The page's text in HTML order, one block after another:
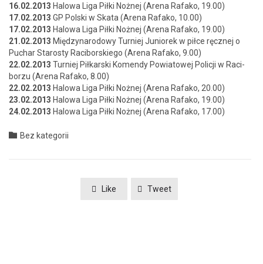
16.02.2013 Halowa Liga Pił­ki Nożnej (Are­na Rafako, 19.00)
17.02.2013 GP Pol­s­ki w Ska­ta (Are­na Rafako, 10.00)
17.02.2013 Halowa Liga Pił­ki Nożnej (Are­na Rafako, 19.00)
21.02.2013 Między­nar­o­dowy Turniej Juniorek w piłce ręcznej o
Puchar Starosty Raci­borskiego (Are­na Rafako, 9.00)
22.02.2013 Turniej Piłkars­ki Komendy Powia­towej Policji w Raci­
borzu (Are­na Rafako, 8.00)
22.02.2013 Halowa Liga Pił­ki Nożnej (Are­na Rafako, 20.00)
23.02.2013 Halowa Liga Pił­ki Nożnej (Are­na Rafako, 19.00)
24.02.2013 Halowa Liga Pił­ki Nożnej (Are­na Rafako, 17.00)
 Category
Bez kategorii
Like Tweet